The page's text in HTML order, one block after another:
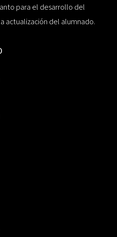
para el desarrollo del
actualización del alumnado.